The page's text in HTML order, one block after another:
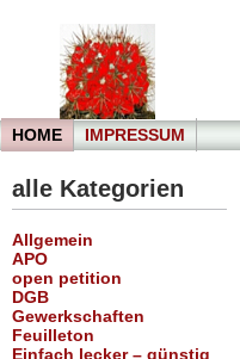
HOME IMPRESSUM
alle Kategorien
Allgemein
APO
open petition
DGB
Gewerkschaften
Feuilleton
Einfach lecker – günstig